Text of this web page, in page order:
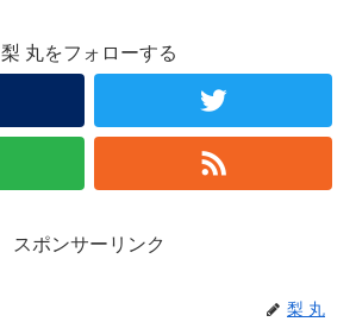
梨 丸をフォローする
スポンサーリンク
梨 丸